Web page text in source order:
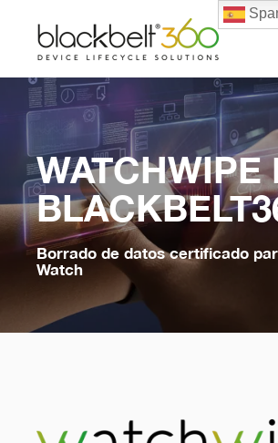
WATCHWIPE
Borrado de datos certificado
Watch